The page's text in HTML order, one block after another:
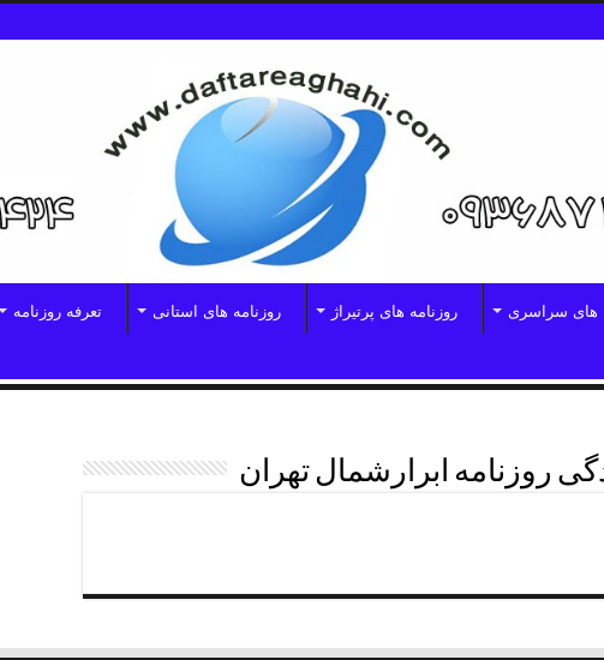
های سراسری روزنامه های پرتیراژ روزنامه های استانی تعرفه روزنامه
روزنامه ابرارشمال تهران